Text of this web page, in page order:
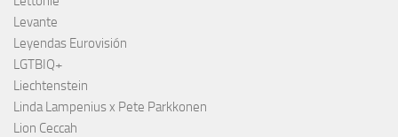
Levante
Leyendas Eurovisión
LGTBIQ+
Liechtenstein
Linda Lampenius x Pete Parkkonen
Lion Ceccah